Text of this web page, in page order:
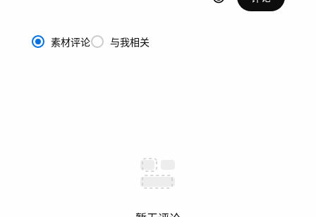
素材评论 与我相关